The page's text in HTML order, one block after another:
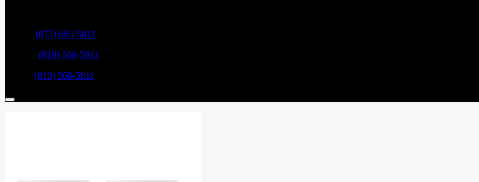
(877) 693-5811
(819) 568-5811
(819) 568-5811